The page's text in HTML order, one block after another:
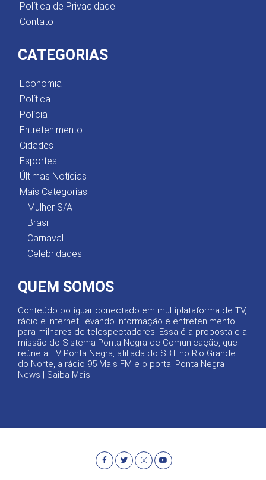
Política de Privacidade
Contato
CATEGORIAS
Economia
Política
Polícia
Entretenimento
Cidades
Esportes
Últimas Notícias
Mais Categorias
Mulher S/A
Brasil
Carnaval
Celebridades
QUEM SOMOS
Conteúdo potiguar conectado em multiplataforma de TV,
rádio e internet, levando informação e entretenimento
para milhares de telespectadores. Essa é a proposta e a
missão do Sistema Ponta Negra de Comunicação, que
reúne a TV Ponta Negra, afiliada do SBT no Rio Grande
do Norte, a rádio 95 Mais FM e o portal Ponta Negra
News | Saiba Mais.